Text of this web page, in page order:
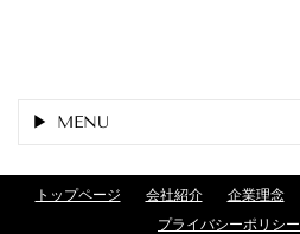
MENU
トップページ 会社紹介 企業理念
プライバシーポリシー